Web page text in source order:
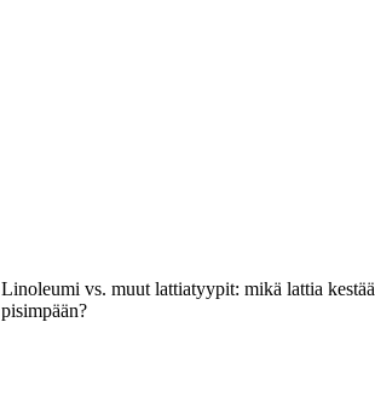
Linoleumi vs. muut lattiatyypit: mikä lattia kestää
pisimpään?